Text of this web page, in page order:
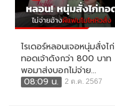
ไรเดอร์หลอนเจอหนุ่มสั่งไก่
ทอดเจ้าดังกว่า 800 บาท
พอมาส่งบอกไม่จ่าย...
08:09 น.
2 ต.ค. 2567